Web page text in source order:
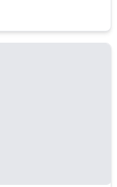
коленвалы,